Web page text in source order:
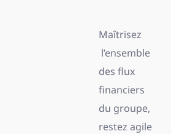
Maîtrisez
l’ensemble
des flux
financiers
du groupe,
restez agile